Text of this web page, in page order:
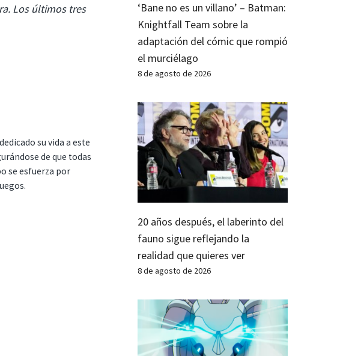
Los últimos tres
su vida a este
de que todas
se esfuerza por
‘Bane no es un villano’ – Batman:
Knightfall Team sobre la
adaptación del cómic que rompió
el murciélago
8 de agosto de 2026
20 años después, el laberinto del
fauno sigue reflejando la
realidad que quieres ver
8 de agosto de 2026